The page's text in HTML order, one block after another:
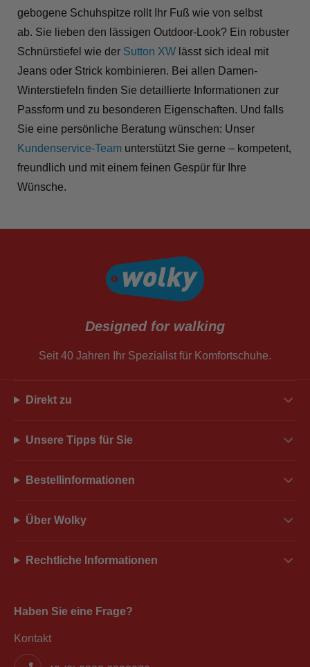
gebogene Schuhspitze rollt Ihr Fuß wie von selbst
ab. Sie lieben den lässigen Outdoor-Look? Ein robuster
Schnürstiefel wie der Sutton XW lässt sich ideal mit
Jeans oder Strick kombinieren. Bei allen Damen-
Winterstiefeln finden Sie detaillierte Informationen zur
Passform und zu besonderen Eigenschaften. Und falls
Sie eine persönliche Beratung wünschen: Unser
Kundenservice-Team unterstützt Sie gerne – kompetent,
freundlich und mit einem feinen Gespür für Ihre
Wünsche.
Designed for walking
Seit 40 Jahren Ihr Spezialist für Komfortschuhe.
Direkt zu
Unsere Tipps für Sie
Bestellinformationen
Über Wolky
Rechtliche Informationen
Haben Sie eine Frage?
Kontakt